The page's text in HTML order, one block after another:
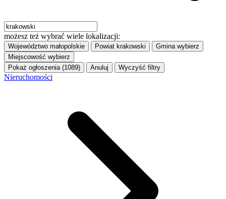
możesz też wybrać wiele lokalizacji:
Województwo małopolskie Powiat krakowski Gmina wybierz
Miejscowość wybierz
Pokaż ogłoszenia (1089)
Anuluj Wyczyść filtry
Nieruchomości